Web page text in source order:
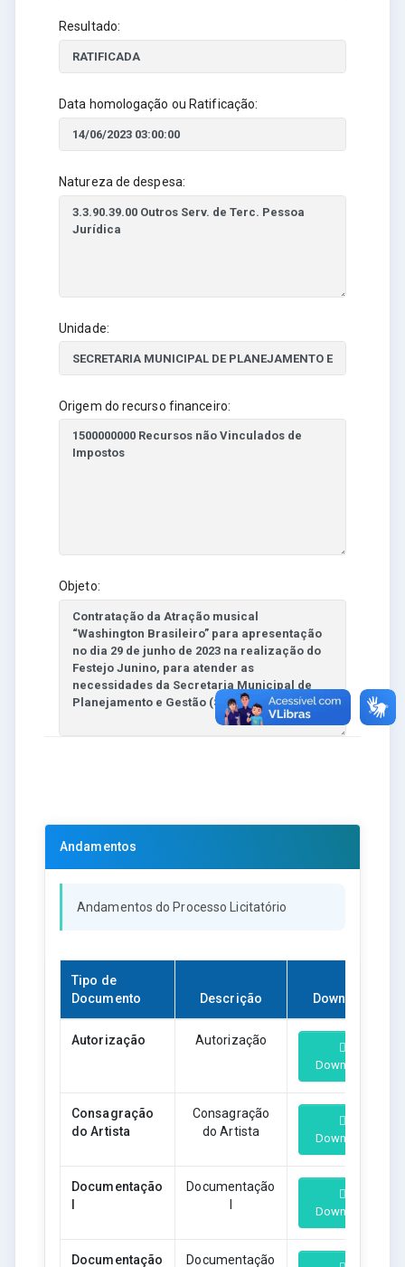
Resultado:
Data homologação ou Ratificação:
Natureza de despesa:
Unidade:
Origem do recurso financeiro:
Objeto:
Andamentos
Andamentos do Processo Licitatório
Tipo de
Documento
Descrição Download
Autorização Autorização
Download
Consagração
do Artista
Consagração
do Artista
Download
Documentação
Documentação
Download
Documentação Documentação